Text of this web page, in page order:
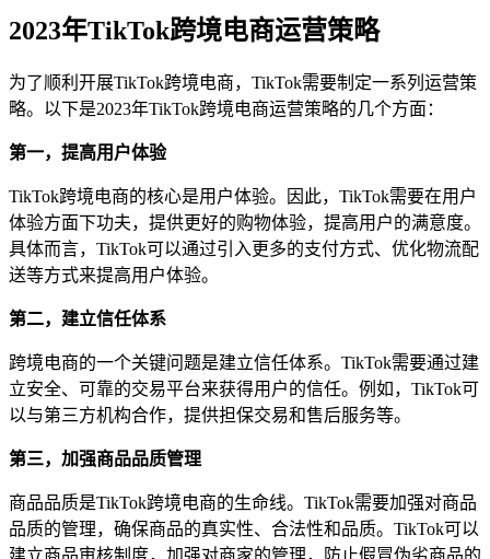
2023年TikTok跨境电商运营策略
为了顺利开展TikTok跨境电商，TikTok需要制定一系列运营策
略。以下是2023年TikTok跨境电商运营策略的几个方面：
第一，提高用户体验
TikTok跨境电商的核心是用户体验。因此，TikTok需要在用户
体验方面下功夫，提供更好的购物体验，提高用户的满意度。
具体而言，TikTok可以通过引入更多的支付方式、优化物流配
送等方式来提高用户体验。
第二，建立信任体系
跨境电商的一个关键问题是建立信任体系。TikTok需要通过建
立安全、可靠的交易平台来获得用户的信任。例如，TikTok可
以与第三方机构合作，提供担保交易和售后服务等。
第三，加强商品品质管理
商品品质是TikTok跨境电商的生命线。TikTok需要加强对商品
品质的管理，确保商品的真实性、合法性和品质。TikTok可以